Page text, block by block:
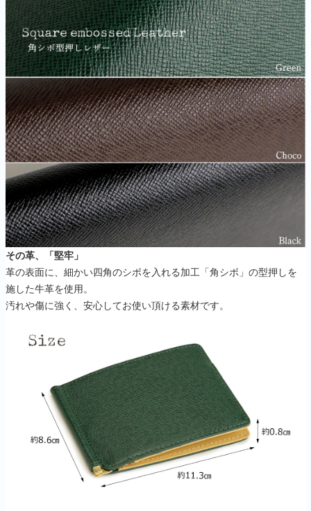
その革、「堅牢」
革の表面に、細かい四角のシボを入れる加工「角シボ」の型押しを
施した牛革を使用。
汚れや傷に強く、安心してお使い頂ける素材です。